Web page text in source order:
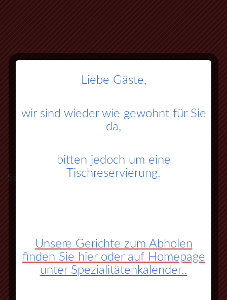
So finden Sie zu uns:
an der 3. Ampel rechts abbiegen
vorbei an Herbornseelbach und
Liebe Gäste,
wir sind wieder wie gewohnt für Sie
da,
bitten jedoch um eine
Tischreservierung.
Unsere Gerichte zum Abholen
finden Sie hier oder auf Homepage
unter Spezialitätenkalender..